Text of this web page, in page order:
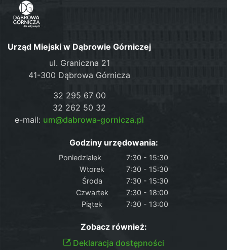
Urząd Miejski w Dąbrowie Górniczej
ul. Graniczna 21
41-300 Dąbrowa Górnicza
32 295 67 00
32 262 50 32
e-mail: um@dabrowa-gornicza.pl
Godziny urzędowania:
Poniedziałek
7:30 - 15:30
Wtorek
7:30 - 15:30
Środa
7:30 - 15:30
Czwartek
7:30 - 18:00
Piątek
7:30 - 13:00
Zobacz również:
Deklaracja dostępności